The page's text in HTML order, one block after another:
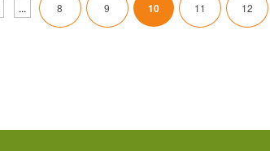
... 8 9 10 11 12